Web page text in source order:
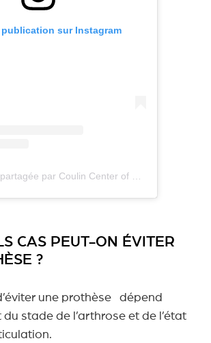
publication sur Instagram
CAS PEUT-ON ÉVITER
?
une prothèse dépend
stade de l’arthrose et de l’état